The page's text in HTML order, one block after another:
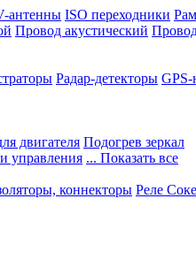
антенны ISO переходники
Провод акустический
Радар-детекторы GPS-
двигателя Подогрев зеркал
управления ... Показать все
коннекторы Реле